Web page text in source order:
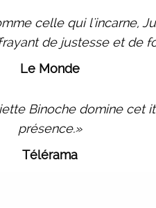
celle qui l'incarne,
de justesse et de
Le Monde
Binoche domine cet
présence.»
Télérama